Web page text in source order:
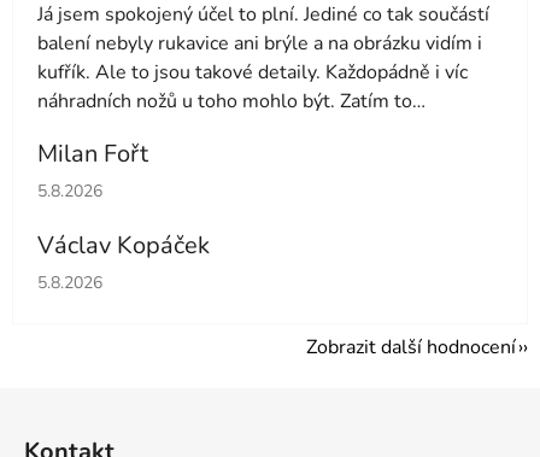
Já jsem spokojený účel to plní. Jediné co tak součástí
balení nebyly rukavice ani brýle a na obrázku vidím i
kufřík. Ale to jsou takové detaily. Každopádně i víc
náhradních nožů u toho mohlo být. Zatím to
Milan Fořt
Hodnocení obchodu je 5 z 5 hvězdiček.
5.8.2026
Václav Kopáček
Hodnocení obchodu je 5 z 5 hvězdiček.
5.8.2026
Zobrazit další hodnocení